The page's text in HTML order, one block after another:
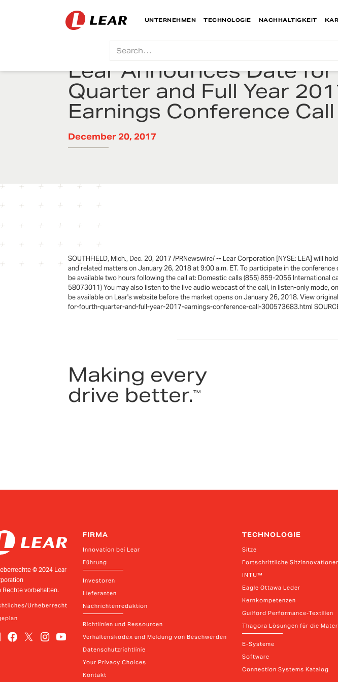
UNTERNEHMEN TECHNOLOGIE NACHHALTIGKEIT
Lear Announces Date
Quarter and Full Year
Earnings Conference Call
December 20, 2017
SOUTHFIELD, Mich., Dec. 20, 2017 /PRNewswire/ -- Lear Corporation [NYSE: LEA] will
and related matters on January 26, 2018 at 9:00 a.m. ET. To participate in the
be available two hours following the call at: Domestic calls (855) 859-2056 International
58073011) You may also listen to the live audio webcast of the call, in listen-only
be available on Lear's website before the market opens on January 26, 2018. View
for-fourth-quarter-and-full-year-2017-earnings-conference-call-300573683.html
Making every
drive better.™
© 2024 Lear
Rechte vorbehalten.
Urheberrecht
FIRMA
Innovation bei Lear
Führung
Investoren
Lieferanten
Nachrichtenredaktion
Richtlinien und Ressourcen
Verhaltenskodex und Meldung von Beschwerden
Datenschutzrichtlinie
Your Privacy Choices
Kontakt
TECHNOLOGIE
Sitze
Fortschrittliche
INTU™
Eagle Ottawa Leder
Kernkompetenzen
Guilford Performance-Textilien
Thagora Lösungen für die
E-Systeme
Software
Connection Systems Katalog